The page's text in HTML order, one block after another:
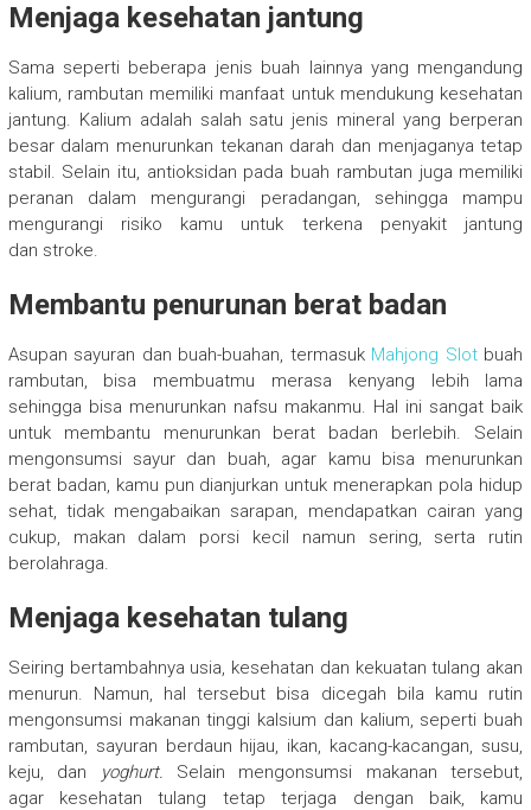
Menjaga kesehatan jantung
Sama seperti beberapa jenis buah lainnya yang mengandung
kalium, rambutan memiliki manfaat untuk mendukung kesehatan
jantung. Kalium adalah salah satu jenis mineral yang berperan
besar dalam menurunkan tekanan darah dan menjaganya tetap
stabil. Selain itu, antioksidan pada buah rambutan juga memiliki
peranan dalam mengurangi peradangan, sehingga mampu
mengurangi risiko kamu untuk terkena penyakit jantung
dan stroke.
Membantu penurunan berat badan
Asupan sayuran dan buah-buahan, termasuk Mahjong Slotbuah
rambutan, bisa membuatmu merasa kenyang lebih lama
sehingga bisa menurunkan nafsu makanmu. Hal ini sangat baik
untuk membantu menurunkan berat badan berlebih. Selain
mengonsumsi sayur dan buah, agar kamu bisa menurunkan
berat badan, kamu pun dianjurkan untuk menerapkan pola hidup
sehat, tidak mengabaikan sarapan, mendapatkan cairan yang
cukup, makan dalam porsi kecil namun sering, serta rutin
berolahraga.
Menjaga kesehatan tulang
Seiring bertambahnya usia, kesehatan dan kekuatan tulang akan
menurun. Namun, hal tersebut bisa dicegah bila kamu rutin
mengonsumsi makanan tinggi kalsium dan kalium, seperti buah
rambutan, sayuran berdaun hijau, ikan, kacang-kacangan, susu,
keju, dan
yoghurt. Selain mengonsumsi makanan tersebut,
agar kesehatan tulang tetap terjaga dengan baik, kamu